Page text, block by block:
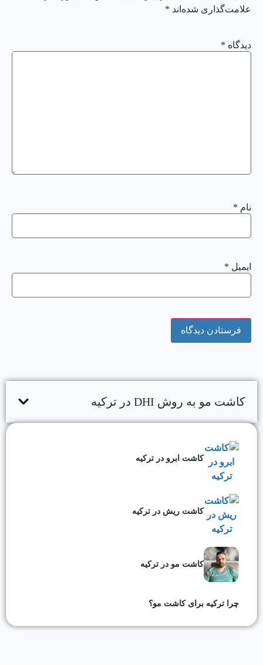
علامت‌گذاری شده‌اند *
دیدگاه *
نام *
ایمیل *
کاشت مو به روش DHI در ترکیه
کاشت ابرو در ترکیه
کاشت ریش در ترکیه
کاشت مو در ترکیه
چرا ترکیه برای کاشت مو؟